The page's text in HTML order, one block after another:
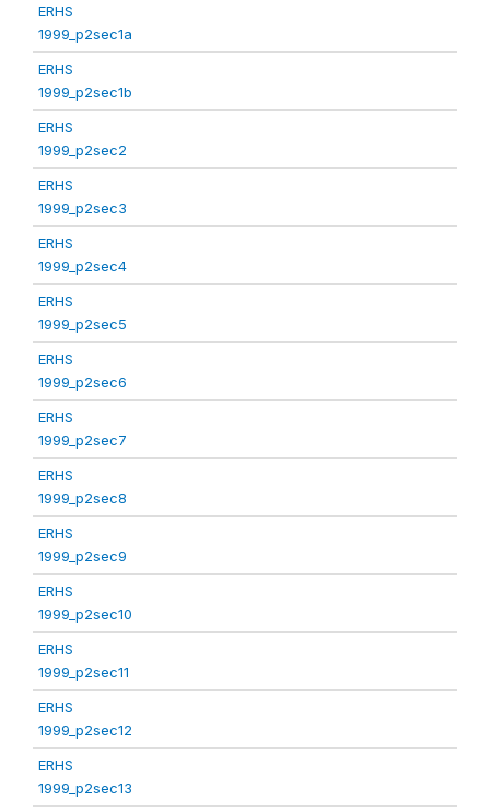
ERHS
1999_p2sec1a
ERHS
1999_p2sec1b
ERHS
1999_p2sec2
ERHS
1999_p2sec3
ERHS
1999_p2sec4
ERHS
1999_p2sec5
ERHS
1999_p2sec6
ERHS
1999_p2sec7
ERHS
1999_p2sec8
ERHS
1999_p2sec9
ERHS
1999_p2sec10
ERHS
1999_p2sec11
ERHS
1999_p2sec12
ERHS
1999_p2sec13